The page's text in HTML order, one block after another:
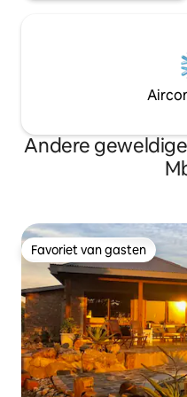
Andere
Favoriet van gasten
Favoriet van gasten